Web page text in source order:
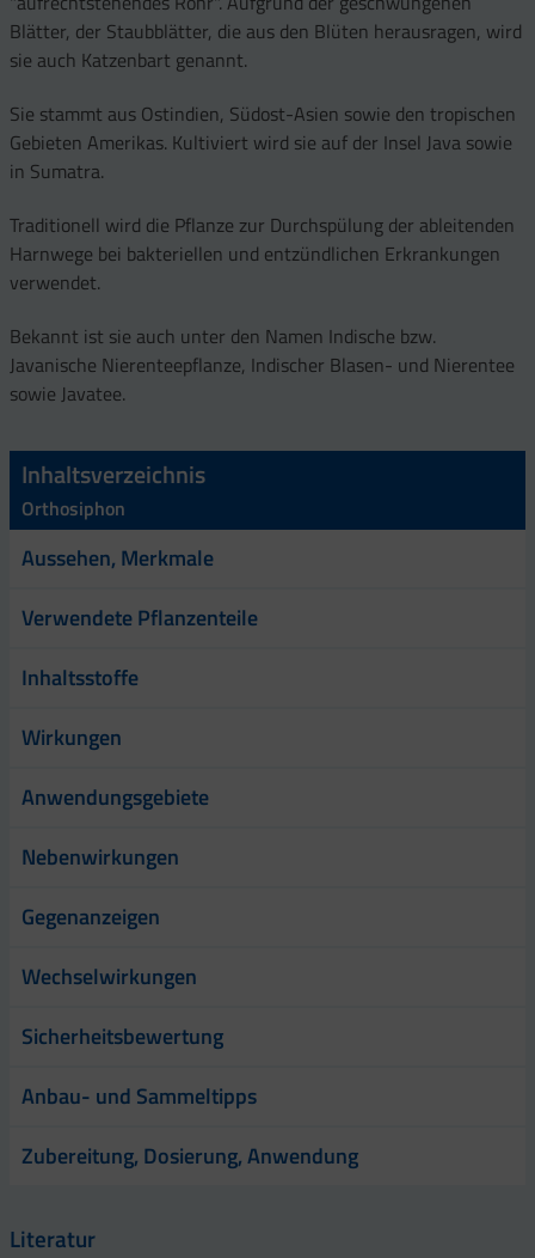
Blätter, der Staubblätter, die aus den Blüten herausragen, wird
sie auch Katzenbart genannt.
Sie stammt aus Ostindien, Südost-Asien sowie den tropischen
Gebieten Amerikas. Kultiviert wird sie auf der Insel Java sowie
in Sumatra.
Traditionell wird die Pflanze zur Durchspülung der ableitenden
Harnwege bei bakteriellen und entzündlichen Erkrankungen
verwendet.
Bekannt ist sie auch unter den Namen Indische bzw.
Javanische Nierenteepflanze, Indischer Blasen- und Nierentee
sowie Javatee.
Inhaltsverzeichnis
Orthosiphon
Aussehen, Merkmale
Verwendete Pflanzenteile
Inhaltsstoffe
Wirkungen
Anwendungsgebiete
Nebenwirkungen
Gegenanzeigen
Wechselwirkungen
Sicherheitsbewertung
Anbau- und Sammeltipps
Zubereitung, Dosierung, Anwendung
Literatur